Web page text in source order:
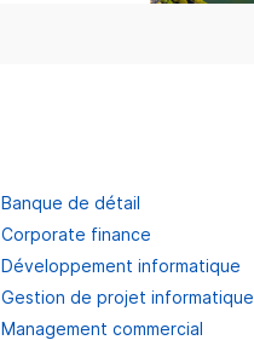
Banque de détail
Corporate finance
Développement informatique
Gestion de projet informatique
Management commercial